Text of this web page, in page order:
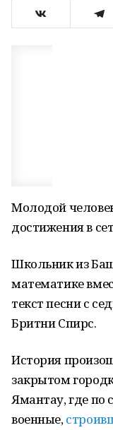
Молодой
достижения в
Школьник из
математике
текст песни с
Бритни Спирс.
История
закрытом
Ямантау, где по
военные,